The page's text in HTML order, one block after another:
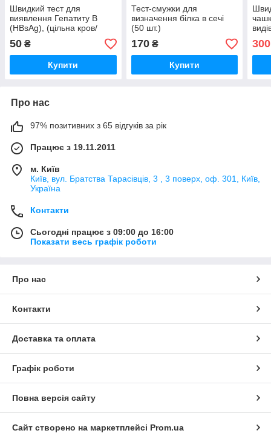
Швидкий тест для
виявлення Гепатиту В
(HBsAg), (цільна кров/
сироватка/плазма)
50 ₴
Купити
Тест-смужки для
визначення білка в сечі
(50 шт.)
170₴
Купити
300
Про нас
97% позитивних з 65 відгуків за рік
Працює з 19.11.2011
м. Київ
Київ, вул. Братства Тарасівців, 3 , 3 поверх, оф. 301, Київ,
Україна
Контакти
Сьогодні працює з 09:00 до 16:00
Показати весь графік роботи
Про нас
Контакти
Доставка та оплата
Графік роботи
Повна версія сайту
Сайт створено на маркетплейсі Prom.ua